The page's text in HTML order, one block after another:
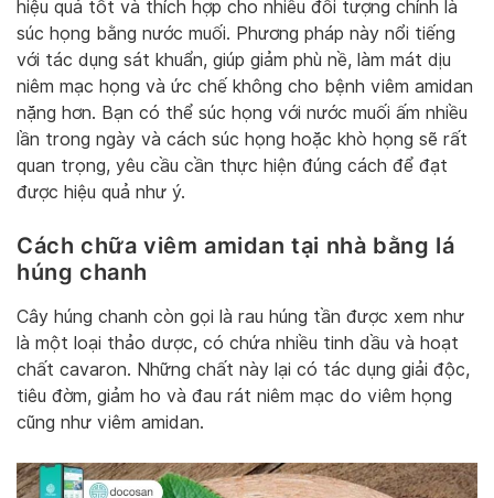
hiệu quả tốt và thích hợp cho nhiều đối tượng chính là
súc họng bằng nước muối. Phương pháp này nổi tiếng
với tác dụng sát khuẩn, giúp giảm phù nề, làm mát dịu
niêm mạc họng và ức chế không cho bệnh viêm amidan
nặng hơn. Bạn có thể súc họng với nước muối ấm nhiều
lần trong ngày và cách súc họng hoặc khò họng sẽ rất
quan trọng, yêu cầu cần thực hiện đúng cách để đạt
được hiệu quả như ý.
Cách chữa viêm amidan tại nhà bằng lá
húng chanh
Cây húng chanh còn gọi là rau húng tần được xem như
là một loại thảo dược, có chứa nhiều tinh dầu và hoạt
chất cavaron. Những chất này lại có tác dụng giải độc,
tiêu đờm, giảm ho và đau rát niêm mạc do viêm họng
cũng như viêm amidan.